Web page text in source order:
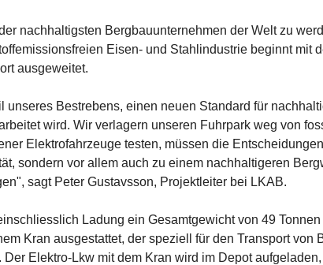
nachhaltigsten Bergbauunternehmen der Welt zu
Eisen- und Stahlindustrie beginnt mit
ausgeweitet.
unseres Bestrebens, einen neuen Standard für
wird. Wir verlagern unseren Fuhrpark weg von
Elektrofahrzeuge testen, müssen die
sondern vor allem auch zu einem nachhaltigeren
sagt Peter Gustavsson, Projektleiter bei LKAB.
Ladung ein Gesamtgewicht von 49
Kran ausgestattet, der speziell für den Transport von
Der Elektro-Lkw mit dem Kran wird im Depot